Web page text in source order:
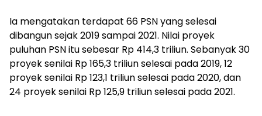
Ia mengatakan terdapat 66 PSN yang selesai
dibangun sejak 2019 sampai 2021. Nilai proyek
puluhan PSN itu sebesar Rp 414,3 triliun. Sebanyak 30
proyek senilai Rp 165,3 triliun selesai pada 2019, 12
proyek senilai Rp 123,1 triliun selesai pada 2020, dan
24 proyek senilai Rp 125,9 triliun selesai pada 2021.